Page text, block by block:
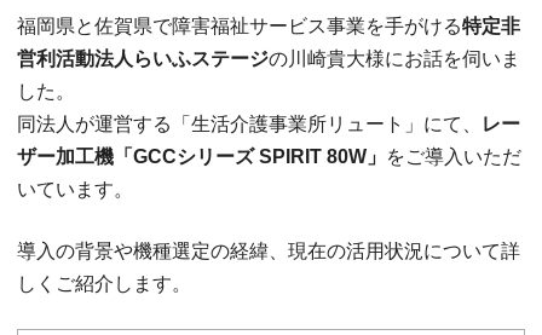
福岡県と佐賀県で障害福祉サービス事業を手がける特定非
営利活動法人らいふステージの川崎貴大様にお話を伺いま
した。
同法人が運営する「生活介護事業所リュート」にて、
レー
ザー加工機「GCCシリーズ SPIRIT 80W」 をご導入いただ
いています。
導入の背景や機種選定の経緯、現在の活用状況について詳
しくご紹介します。